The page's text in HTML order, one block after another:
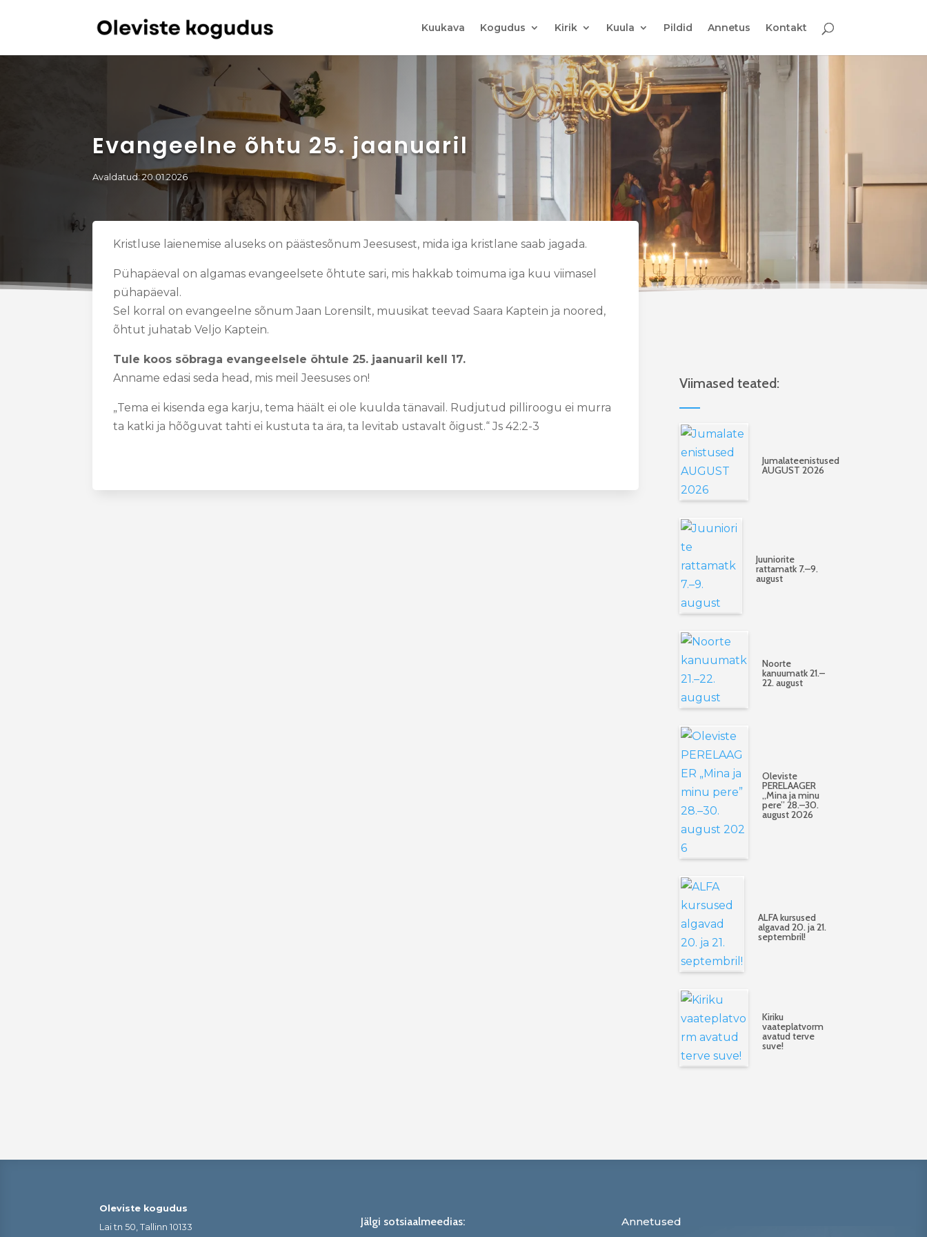
Kuukava Kogudus Kirik Kuula Pildid Annetus Kontakt
Evangeelne õhtu 25. jaanuaril
Avaldatud: 20.01.2026
Kristluse laienemise aluseks on päästesõnum Jeesusest, mida iga kristlane saab jagada.
Pühapäeval on algamas evangeelsete õhtute sari, mis hakkab toimuma iga kuu viimasel
pühapäeval.
Sel korral on evangeelne sõnum Jaan Lorensilt, muusikat teevad Saara Kaptein ja noored,
õhtut juhatab Veljo Kaptein.
Tule koos sõbraga evangeelsele õhtule 25. jaanuaril kell 17.
Anname edasi seda head, mis meil Jeesuses on!
„Tema ei kisenda ega karju, tema häält ei ole kuulda tänavail. Rudjutud pilliroogu ei murra
ta katki ja hõõguvat tahti ei kustuta ta ära, ta levitab ustavalt õigust.“ Js 42:2-3
Viimased teated:
Jumalateenistused
AUGUST 2026
Juuniorite
rattamatk 7.–9.
august
Noorte
kanuumatk 21.–
22. august
Oleviste
PERELAAGER
„Mina ja minu
pere” 28.–30.
august 2026
ALFA kursused
algavad 20. ja 21.
septembril!
Kiriku
vaateplatvorm
avatud terve
suve!
Oleviste kogudus
Lai tn 50, Tallinn 10133
Jälgi sotsiaalmeedias: Annetused